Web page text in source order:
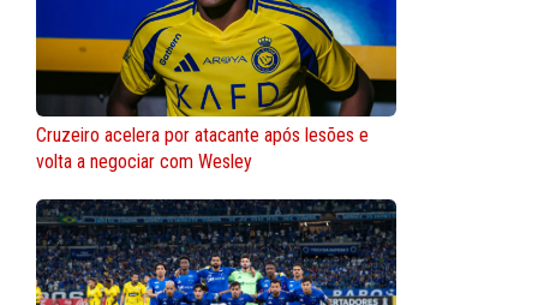
Cruzeiro acelera por atacante após lesões e
volta a negociar com Wesley